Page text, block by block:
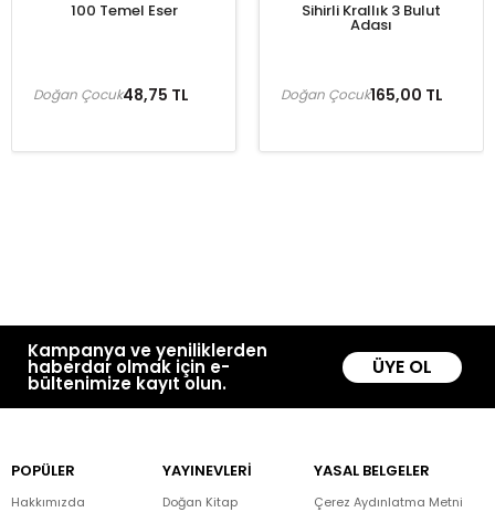
100 Temel Eser
48,75 TL
Doğan Çocuk
Sihirli Krallık 3 Bulut
Adası
165,00 TL
Doğan Çocuk
Kampanya ve yeniliklerden
haberdar olmak için e-
bültenimize kayıt olun.
ÜYE OL
POPÜLER
Hakkımızda
YAYINEVLERİ
Doğan Kitap
YASAL BELGELER
Çerez Aydınlatma Metni